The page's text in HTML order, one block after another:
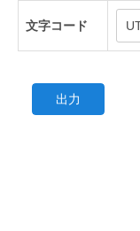
文字コード